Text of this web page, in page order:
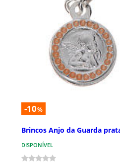
-10%
Brincos Anjo da Guarda
DISPONÍVEL